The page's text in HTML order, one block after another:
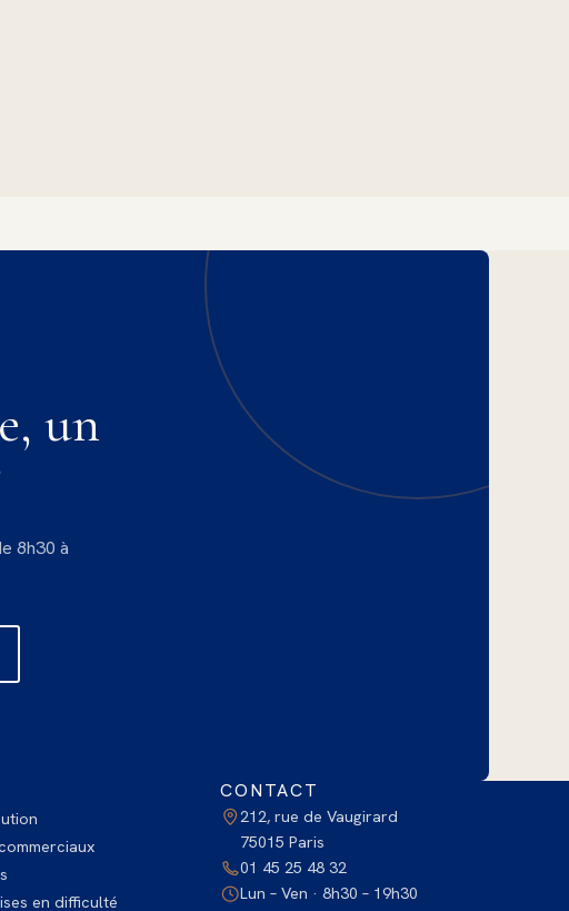
un
8h30 à
en difficulté
CONTACT
212, rue de Vaugirard
75015 Paris
01 45 25 48 32
Lun – Ven · 8h30 – 19h30